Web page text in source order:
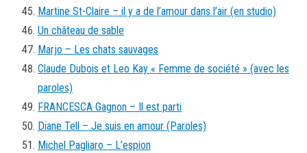
Martine St-Claire – il y a de l’amour dans l’air (en studio)
Un château de sable
Marjo – Les chats sauvages
Claude Dubois et Leo Kay « Femme de société » (avec les
paroles)
FRANCESCA Gagnon – Il est parti
Diane Tell – Je suis en amour (Paroles)
Michel Pagliaro – L’espion